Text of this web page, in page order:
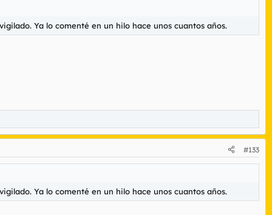
Ya lo comenté en un hilo hace unos cuantos años.
#133
Ya lo comenté en un hilo hace unos cuantos años.